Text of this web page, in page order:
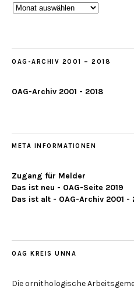
Beobachtungen
OAG-ARCHIV 2001 – 2018
OAG-Archiv 2001 - 2018
META INFORMATIONEN
Zugang für Melder
Das ist neu - OAG-Seite 2019
Das ist alt - OAG-Archiv 2001 -
OAG KREIS UNNA
Die ornithologische